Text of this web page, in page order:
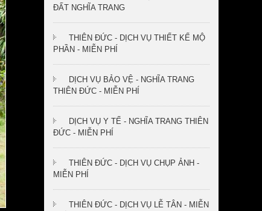
ĐẤT NGHĨA TRANG
THIÊN ĐỨC - DỊCH VỤ THIẾT KẾ MỘ
PHẦN - MIỄN PHÍ
DỊCH VỤ BẢO VỆ - NGHĨA TRANG
THIÊN ĐỨC - MIỄN PHÍ
DỊCH VỤ Y TẾ - NGHĨA TRANG THIÊN
ĐỨC - MIỄN PHÍ
THIÊN ĐỨC - DỊCH VỤ CHỤP ẢNH -
MIỄN PHÍ
THIÊN ĐỨC - DỊCH VỤ LỄ TÂN - MIỄN